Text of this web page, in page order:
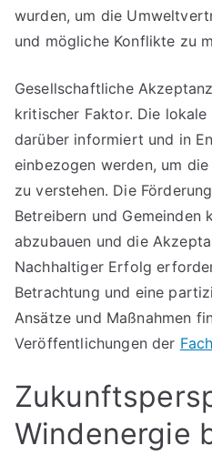
wurden, um die
und mögliche Konflikte zu
Gesellschaftliche
kritischer Faktor. Die lokale
darüber informiert und in
einbezogen werden, um
zu verstehen. Die
Betreibern und Gemeinden
abzubauen und die
Nachhaltiger Erfolg
Betrachtung und eine
Ansätze und Maßnahmen
Veröffentlichungen der
Windenergie